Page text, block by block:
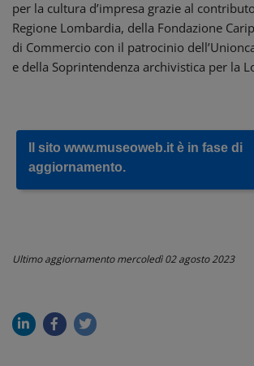
per la cultura d’impresa grazie al
Regione Lombardia, della Fondazione
di Commercio con il patrocinio
e della Soprintendenza archivistica per la
Il sito www.museoweb.it è in fase di
aggiornamento.
Ultimo aggiornamentomercoledì 02 agosto 2023